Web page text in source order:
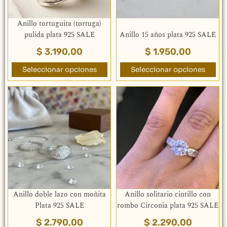
Anillo tortuguita (tortuga)
pulida plata 925 SALE
$ 3.190,00
Seleccionar opciones
pueden
elegir
en
página
producto
Anillo 15 años plata 925 SALE
$ 1.950,00
Seleccionar opciones
en
página
producto
Anillo doble lazo con moñita
Plata 925 SALE
$ 2.790,00
Este
producto
tiene
múltiples
variantes.
Las
opciones
se
pueden
elegir
en
Anillo solitario cintillo con
rombo Circonia plata 925 SALE
$ 2.290,00
Este
producto
tiene
múltiples
variantes.
Las
opciones
pueden
elegir
en